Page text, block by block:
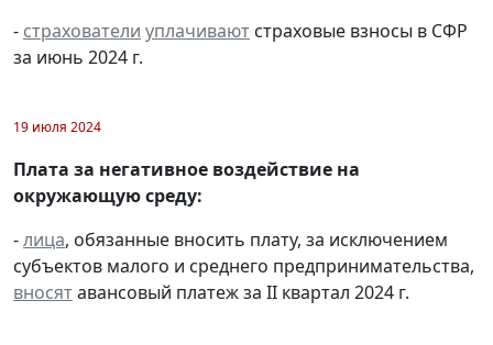
- страхователи уплачивают страховые взносы в СФР
за июнь 2024 г.
19 июля 2024
Плата за негативное воздействие на
окружающую среду:
-лица, обязанные вносить плату, за исключением
субъектов малого и среднего предпринимательства,
вносятавансовый платеж за II квартал 2024 г.